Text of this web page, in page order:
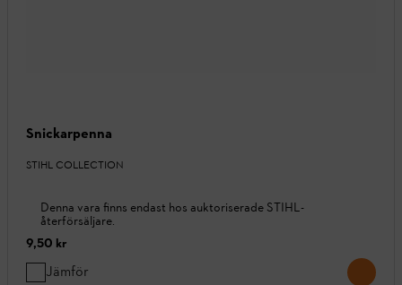
Snickarpenna
STIHL COLLECTION
Denna vara finns endast hos auktoriserade STIHL-
återförsäljare.
9,50 kr
Jämför